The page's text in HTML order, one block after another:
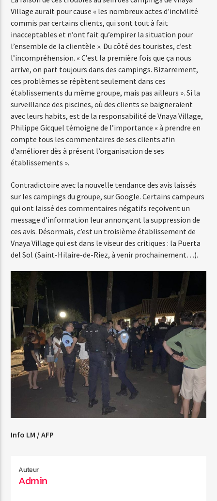
Village aurait pour cause « les nombreux actes d’incivilité
commis par certains clients, qui sont tout à fait
inacceptables et n’ont fait qu’empirer la situation pour
l’ensemble de la clientèle ». Du côté des touristes, c’est
l’incompréhension. « C’est la première fois que ça nous
arrive, on part toujours dans des campings. Bizarrement,
ces problèmes se répètent seulement dans ces
établissements du même groupe, mais pas ailleurs ». Si la
surveillance des piscines, où des clients se baigneraient
avec leurs habits, est de la responsabilité de Vnaya Village,
Philippe Gicquel témoigne de l’importance « à prendre en
compte tous les commentaires de ses clients afin
d’améliorer dès à présent l’organisation de ses
établissements ».
Contradictoire avec la nouvelle tendance des avis laissés
sur les campings du groupe, sur Google. Certains campeurs
qui ont laissé des commentaires négatifs reçoivent un
message d’information leur annonçant la suppression de
ces avis. Désormais, c’est un troisième établissement de
Vnaya Village qui est dans le viseur des critiques : la Puerta
del Sol (Saint-Hilaire-de-Riez, à venir prochainement…).
Info LM / AFP
Auteur
Admin